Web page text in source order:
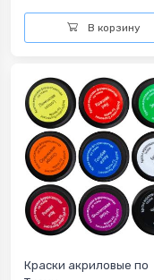
В корзину
Краски акриловые по